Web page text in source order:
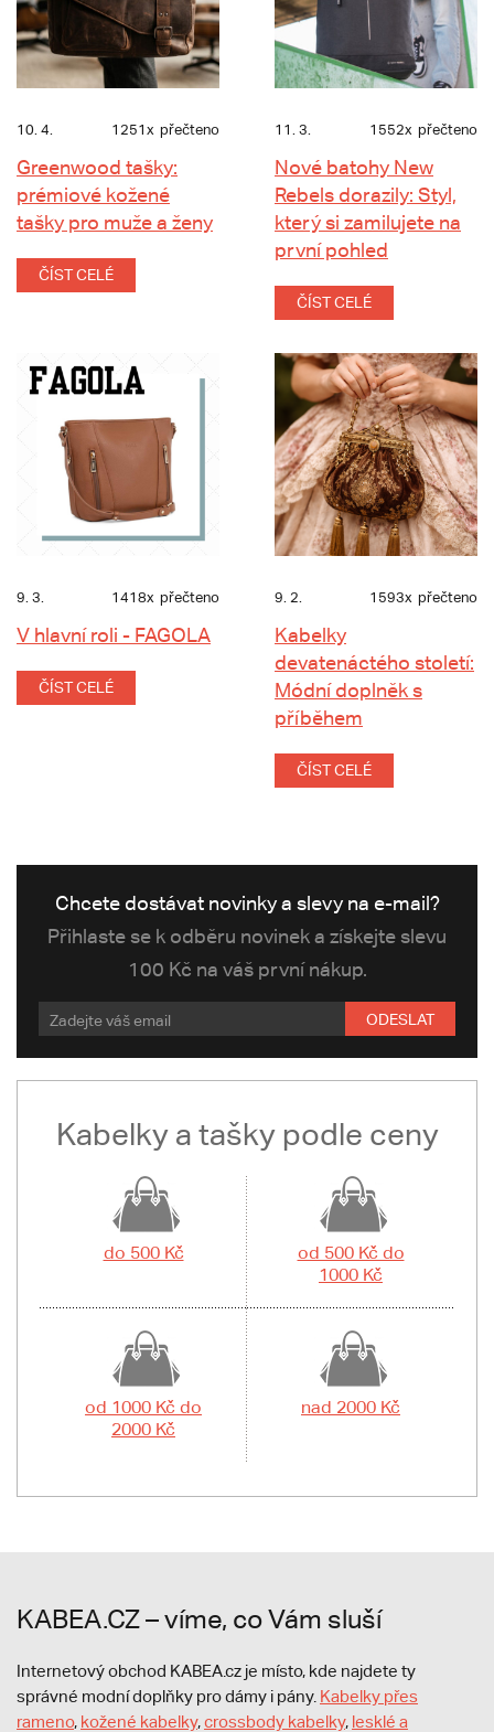
10. 4. 1251x přečteno
Greenwood tašky:
prémiové kožené
tašky pro muže a ženy
ČÍST CELÉ
11. 3. 1552x přečteno
Nové batohy New
Rebels dorazily: Styl,
který si zamilujete na
první pohled
ČÍST CELÉ
9. 3. 1418x přečteno
V hlavní roli - FAGOLA
ČÍST CELÉ
9. 2. 1593x přečteno
Kabelky
devatenáctého století:
Módní doplněk s
příběhem
ČÍST CELÉ
Chcete dostávat novinky a slevy na e-mail?
Přihlaste se k odběru novinek a získejte slevu
100 Kč na váš první nákup.
ODESLAT
Kabelky a tašky podle ceny
do 500 Kč
od 500 Kč do
1000 Kč
od 1000 Kč do
2000 Kč
nad 2000 Kč
KABEA.CZ – víme, co Vám sluší
Internetový obchod KABEA.cz je místo, kde najdete ty
správné modní doplňky pro dámy i pány. Kabelky přes
rameno, kožené kabelky,crossbody kabelky, lesklé a